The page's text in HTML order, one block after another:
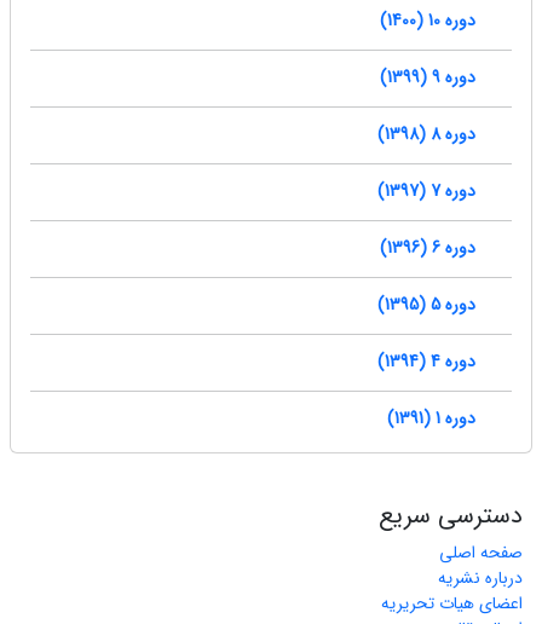
دوره 10 (1400)
دوره 9 (1399)
دوره 8 (1398)
دوره 7 (1397)
دوره 6 (1396)
دوره 5 (1395)
دوره 4 (1394)
دوره 1 (1391)
دسترسی سریع
صفحه اصلی
درباره نشریه
اعضای هیات تحریریه